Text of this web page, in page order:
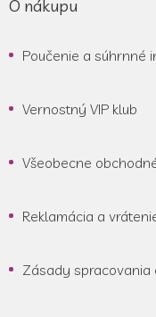
O nákupu
Poučenie a súhrnné
Vernostný VIP klub
Všeobecne
Reklamácia a
Zásady spracovania